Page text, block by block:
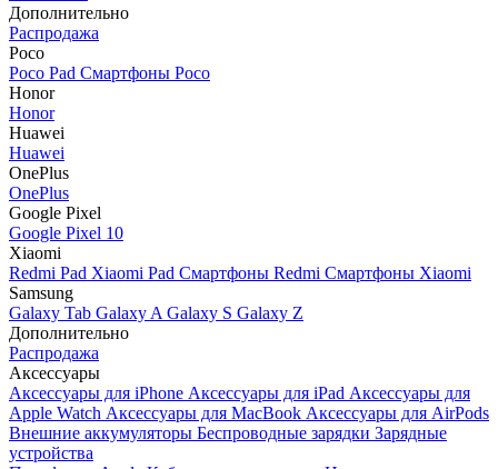
Дополнительно
Распродажа
Poco
Poco Pad Смартфоны Poco
Honor
Honor
Huawei
Huawei
OnePlus
OnePlus
Google Pixel
Google Pixel 10
Xiaomi
Redmi Pad Xiaomi Pad Смартфоны Redmi Смартфоны Xiaomi
Samsung
Galaxy Tab Galaxy A Galaxy S Galaxy Z
Дополнительно
Распродажа
Аксессуары
Аксессуары для iPhone Аксессуары для iPad Аксессуары для
Apple Watch Аксессуары для MacBook Аксессуары для AirPods
Внешние аккумуляторы Беспроводные зарядки Зарядные
устройства